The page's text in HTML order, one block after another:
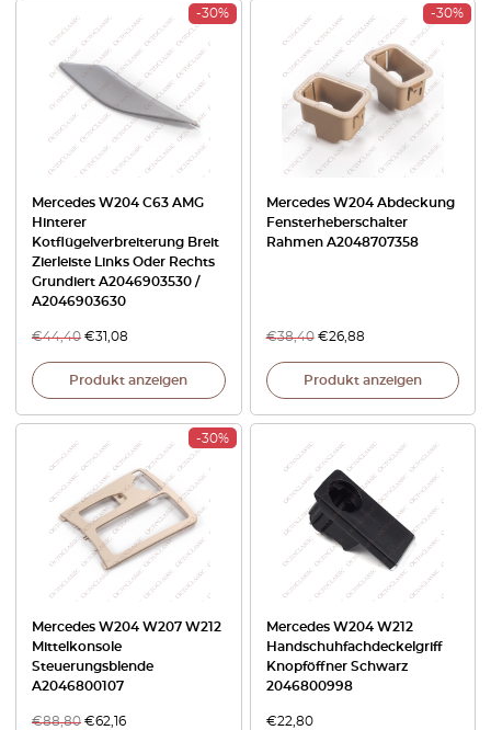
-30%
Mercedes W204 C63 AMG
Hinterer
Kotflügelverbreiterung Breit
Zierleiste Links Oder Rechts
Grundiert A2046903530 /
A2046903630
€44,40 €31,08
Produkt anzeigen
-30%
Mercedes W204 Abdeckung
Fensterheberschalter
Rahmen A2048707358
€38,40 €26,88
Produkt anzeigen
-30%
Mercedes W204 W207 W212
Mittelkonsole
Steuerungsblende
A2046800107
€88,80 €62,16
Mercedes W204 W212
Handschuhfachdeckelgriff
Knopföffner Schwarz
2046800998
€22,80